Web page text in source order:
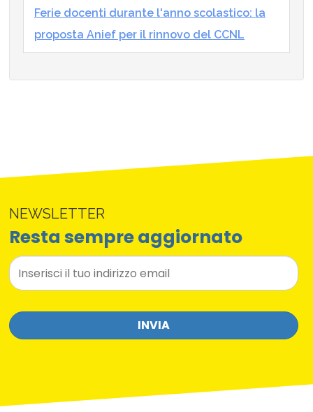
Ferie docenti durante l'anno scolastico: la
proposta Anief per il rinnovo del CCNL
NEWSLETTER
Resta sempre aggiornato